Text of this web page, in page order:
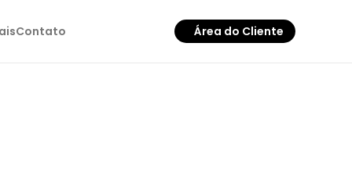
Contato Área do Cliente